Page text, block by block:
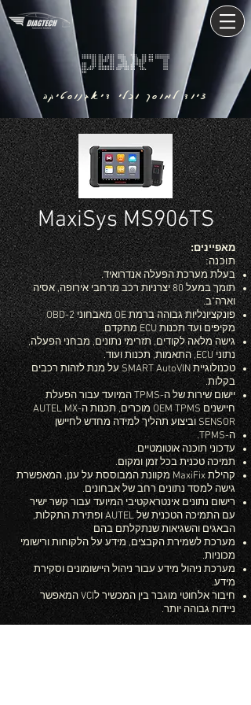
דיאגטק
ציוד למוסך וכלי דיאגנוסטיקה
MaxiSys MS906TS
מאפיינים:
תוכנה:
בעלת מערכת הפעלה אנדרואיד.
תומך במעל 80 יצרניות רכב מרחבי אירופה, אסיה
וארה"ב.
פונקציונליות גבוהה ברמת OE מאבחוני OBD-2
מקיפים ועד תכנות ECU מתקדם.
גישה מלאה לקודים, תזרימי נתונים, מבחני הפעלה,
נתוני ECU, התאמות, תכנות ועוד.
טכנולוגיית SMART AutoVIN על מנת לזהות רכבים
בקלות.
יישום שירות של ה-TPMS המיועד עבור הפעלת
חיישנים OEM TPMS מוכרים, תכנות ה-AUTEL MX
SENSOR וביצוע תהליך למידה מחדש לחיישן
ה-TPMS.
עדכוני תוכנה אוטומטיים.
תמיכה טכנית בכל זמן ומקום.
קהילת MaxiFix מקוונת המבוססת על ענן, המאפשרת
גישה למסד נתונים רחב של אבחונים.
רישום נתונים אינטראקטיבי המיועד עבור קשר ישיר
עם התמיכה הטכנית של AUTEL ופתירת התקלות,
הבאגים והשגיאות שנתקלתם בהם
מערכת לשמירת הקבצים, מידע על הלקוחות ורישומי
מכוניות.
מערכת ניהול מידע עבור ניהול היישומונים וסקירת
מידע.
חיבור אלחוטי מוגבר בין המכשיר לVCI המאפשר
ניידות גבוהה יותר.